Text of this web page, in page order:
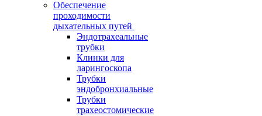
Обеспечение
проходимости
дыхательных путей
Эндотрахеальные
трубки
Клинки для
ларингоскопа
Трубки
эндобронхиальные
Трубки
трахеостомические